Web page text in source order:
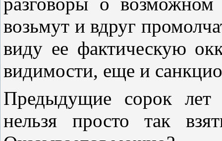
возьмут и вдруг
виду ее фактическую
видимости, еще и
Предыдущие сорок
нельзя просто так